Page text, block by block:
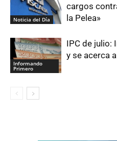
Noticia del Día
cargos
la Pelea»
Informando
Primero
IPC de julio:
y se acerca